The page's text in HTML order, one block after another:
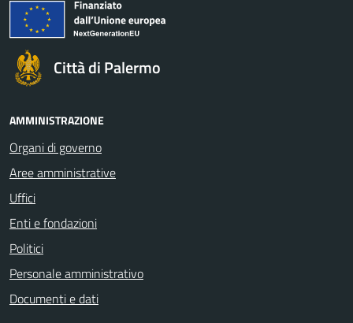
Città di Palermo
AMMINISTRAZIONE
Organi di governo
Aree amministrative
Uffici
Enti e fondazioni
Politici
Personale amministrativo
Documenti e dati